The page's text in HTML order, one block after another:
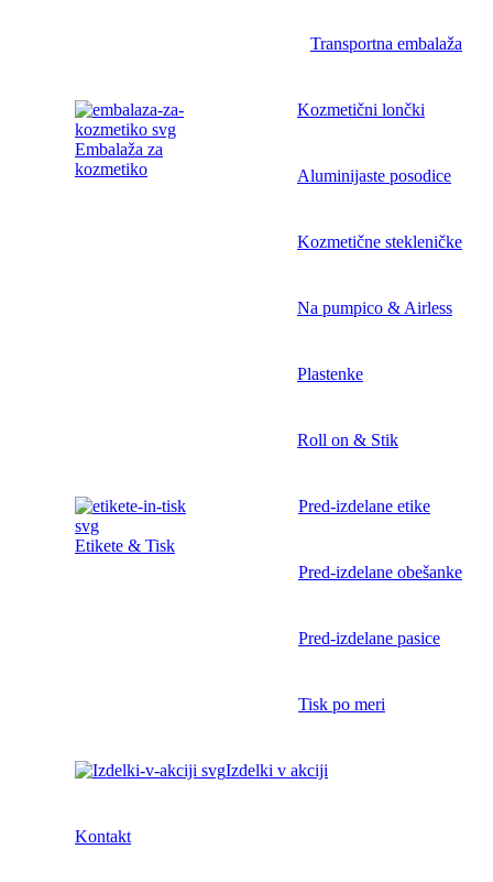
Transportna embalaža
Embalaža za
kozmetiko
Kozmetični lončki
Aluminijaste posodice
Kozmetične stekleničke
Na pumpico & Airless
Plastenke
Roll on & Stik
Etikete & Tisk
Pred-izdelane etike
Pred-izdelane obešanke
Pred-izdelane pasice
Tisk po meri
Izdelki v akciji
Kontakt